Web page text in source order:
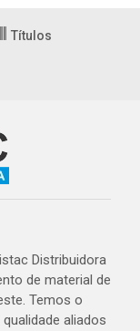
Títulos
Distribuidora
de material de
Temos o
aliados